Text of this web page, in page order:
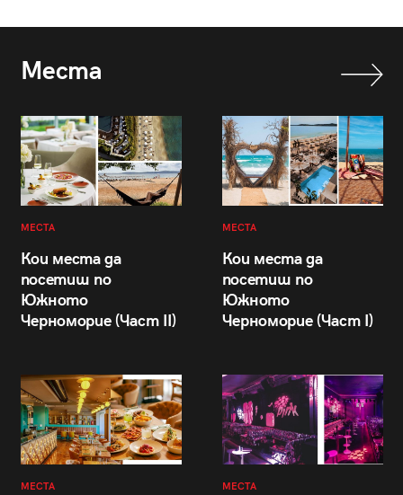
Места
МЕСТА
Кои места да
посетиш по
Южното
Черноморие (Част II)
МЕСТА
Кои места да
посетиш по
Южното
Черноморие (Част I)
МЕСТА МЕСТА